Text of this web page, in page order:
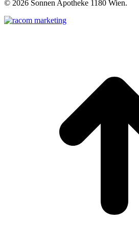
© 2026 Sonnen Apotheke 1180 Wien.